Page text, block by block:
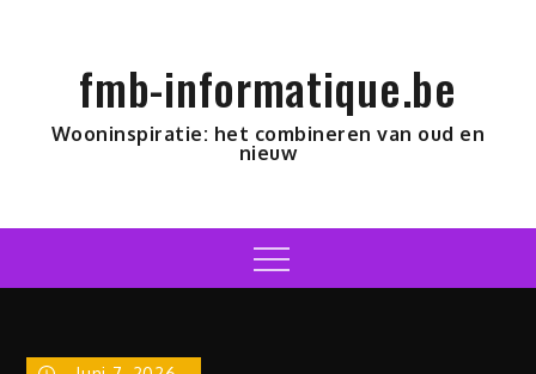
fmb-informatique.be
Wooninspiratie: het combineren van oud en
nieuw
Menu